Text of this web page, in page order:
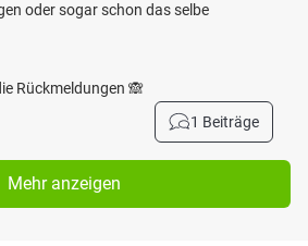
oder sogar schon das selbe
Rückmeldungen 🙈
1 Beiträge
Mehr anzeigen